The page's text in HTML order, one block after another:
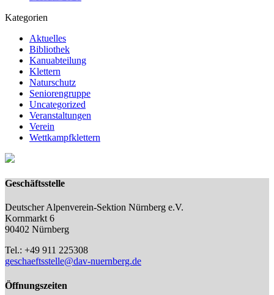
Kategorien
Aktuelles
Bibliothek
Kanuabteilung
Klettern
Naturschutz
Seniorengruppe
Uncategorized
Veranstaltungen
Verein
Wettkampfklettern
Geschäftsstelle
Deutscher Alpenverein-Sektion Nürnberg e.V.
Kornmarkt 6
90402 Nürnberg
Tel.: +49 911 225308
geschaeftsstelle@dav-nuernberg.de
Öffnungszeiten